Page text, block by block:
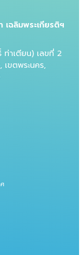
เฉลิมพระเกียรติฯ
ท่าเตียน) เลขที่ 2
เขตพระนคร,